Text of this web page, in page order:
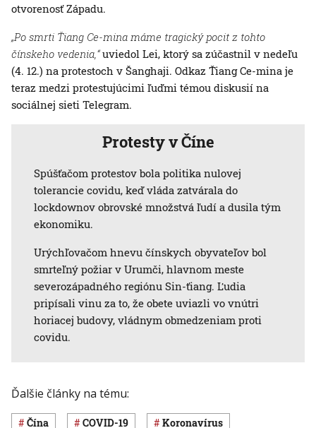
otvorenosť Západu.
„Po smrti Ťiang Ce-mina máme tragický pocit z tohto
čínskeho vedenia,“uviedol Lei, ktorý sa zúčastnil v nedeľu
(4. 12.) na protestoch v Šanghaji. Odkaz Ťiang Ce-mina je
teraz medzi protestujúcimi ľuďmi témou diskusií na
sociálnej sieti Telegram.
Protesty v Číne
Spúšťačom protestov bola politika nulovej
tolerancie covidu, keď vláda zatvárala do
lockdownov obrovské množstvá ľudí a dusila tým
ekonomiku.
Urýchľovačom hnevu čínskych obyvateľov bol
smrteľný požiar v Urumči, hlavnom meste
severozápadného regiónu Sin-ťiang. Ľudia
pripísali vinu za to, že obete uviazli vo vnútri
horiacej budovy, vládnym obmedzeniam proti
covidu.
Ďalšie články na tému:
Čína COVID-19 koronavírus